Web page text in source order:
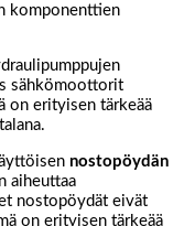
komponenttien
sähkömoottorit
on erityisen tärkeää
nostopöydän
aiheuttaa
nostopöydät eivät
on erityisen tärkeää